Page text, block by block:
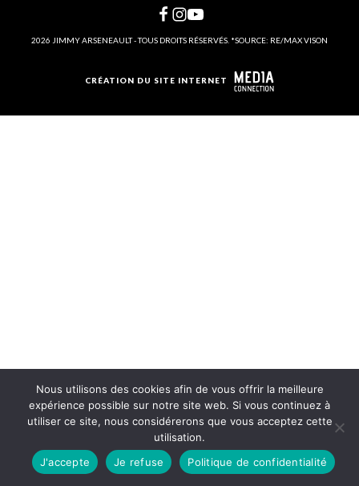
2026 JIMMY ARSENEAULT - TOUS DROITS RÉSERVÉS. *SOURCE: RE/MAX VISON
CRÉATION DU SITE INTERNET
Nous utilisons des cookies afin de vous offrir la meilleure
expérience possible sur notre site web. Si vous continuez à
utiliser ce site, nous considérerons que vous acceptez cette
utilisation.
J'accepte
Je refuse Politique de confidentialité